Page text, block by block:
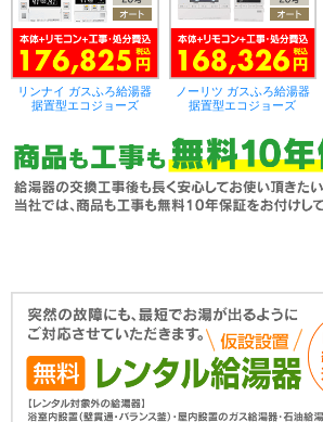
リンナイ ガスふろ給湯器
据置型エコジョーズ
ノーリツ ガスふろ給湯器
据置型エコジョーズ